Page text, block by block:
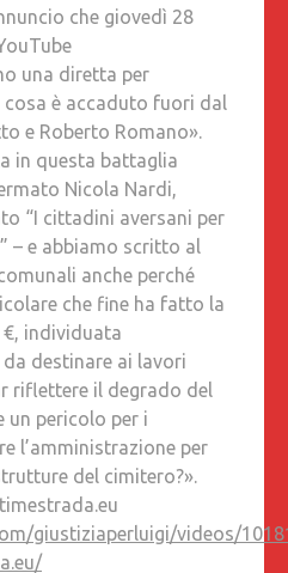
che giovedì 28
una diretta per
è accaduto fuori dal
e Roberto Romano».
in questa battaglia
Nicola Nardi,
“I cittadini aversani per
– e abbiamo scritto al
anche perché
che fine ha fatto la
individuata
da destinare ai lavori
riflettere il degrado del
un pericolo per i
l’amministrazione per
del cimitero?».
giustiziaperluigi/videos/